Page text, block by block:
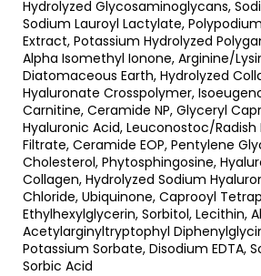
Hydrolyzed Glycosaminoglycans,
Sodium Lauroyl Lactylate,
Extract, Potassium Hydrolyzed
Alpha Isomethyl Ionone, Arginine/
Diatomaceous Earth, Hydrolyzed
Hyaluronate Crosspolymer,
Carnitine, Ceramide NP, Glyceryl
Hyaluronic Acid, Leuconostoc/
Filtrate, Ceramide EOP, Pentylene
Cholesterol, Phytosphingosine,
Collagen, Hydrolyzed Sodium
Chloride, Ubiquinone, Caprooyl
Ethylhexylglycerin, Sorbitol, Lecithin,
Acetylarginyltryptophyl
Potassium Sorbate, Disodium EDTA,
Sorbic Acid